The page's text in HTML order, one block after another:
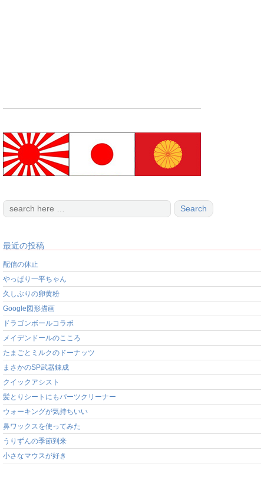
最近の投稿
配信の休止
やっぱり一平ちゃん
久しぶりの卵黄粉
Google図形描画
ドラゴンボールコラボ
メイデンドールのこころ
たまごとミルクのドーナッツ
まさかのSP武器錬成
クイックアシスト
髪とりシートにもパーツクリーナー
ウォーキングが気持ちいい
鼻ワックスを使ってみた
うりずんの季節到来
小さなマウスが好き